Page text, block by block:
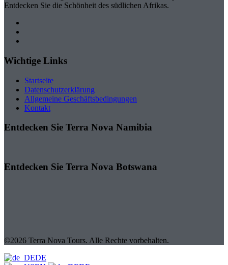
Entdecken Sie die Schönheit des südlichen Afrikas.
Wichtige Links
Startseite
Datenschutzerklärung
Allgemeine Geschäftsbedingungen
Kontakt
Entdecken Sie Terra Nova Namibia
Entdecken Sie Terra Nova Botswana
©2026 Terra Nova Tours. Alle Rechte vorbehalten.
DE